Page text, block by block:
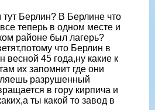
Берлин? В Берлине что
теперь в одном месте и
районе был лагерь?
что Берлин в
весной 45 года,ну какие к
их запомнит где они
разрушенный
в гору кирпича и
ты какой то завод в